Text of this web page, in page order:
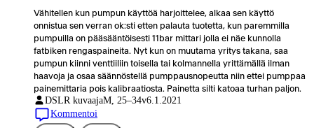
Vähitellen kun pumpun käyttöä harjoittelee, alkaa sen käyttö
onnistua sen verran ok:sti etten palauta tuotetta, kun paremmilla
pumpuilla on pääsääntöisesti 11bar mittari jolla ei näe kunnolla
fatbiken rengaspaineita. Nyt kun on muutama yritys takana, saa
pumpun kiinni venttiiliin toisella tai kolmannella yrittämällä ilman
haavoja ja osaa säännöstellä pumppausnopeutta niin ettei pumppaa
painemittaria pois kalibraatiosta. Painetta silti katoaa turhan paljon.
DSLR kuvaajaM, 25–34v6.1.2021
Kommentoi